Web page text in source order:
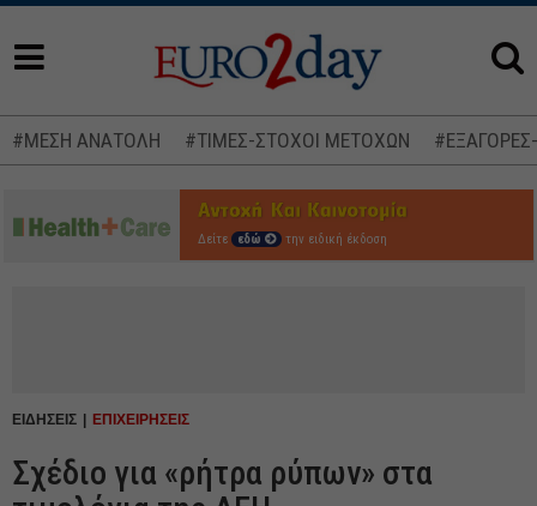
#ΜΕΣΗ ΑΝΑΤΟΛΗ #ΤΙΜΕΣ-ΣΤΟΧΟΙ ΜΕΤΟΧΩΝ
Δείτε εδώ την ειδική έκδοση
ΕΙΔΗΣΕΙΣ ΕΠΙΧΕΙΡΗΣΕΙΣ
Σχέδιο για «ρήτρα ρύπων» στα